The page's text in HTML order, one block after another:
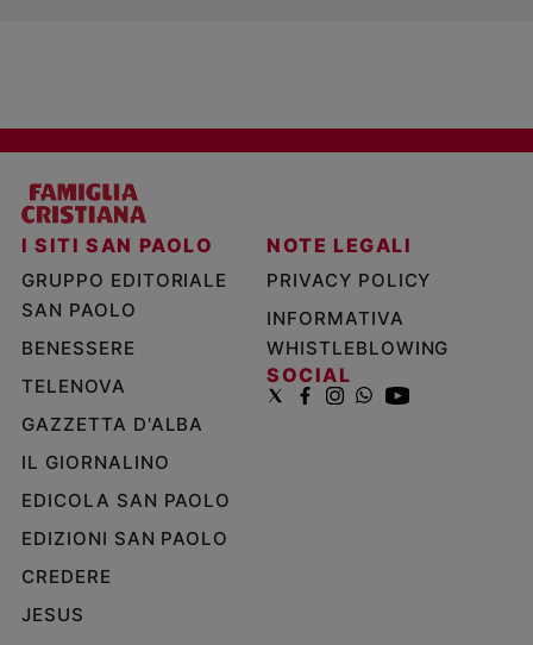
I SITI SAN PAOLO
GRUPPO EDITORIALE
SAN PAOLO
BENESSERE
TELENOVA
GAZZETTA D'ALBA
IL GIORNALINO
EDICOLA SAN PAOLO
EDIZIONI SAN PAOLO
CREDERE
JESUS
NOTE LEGALI
PRIVACY POLICY
INFORMATIVA
WHISTLEBLOWING
SOCIAL